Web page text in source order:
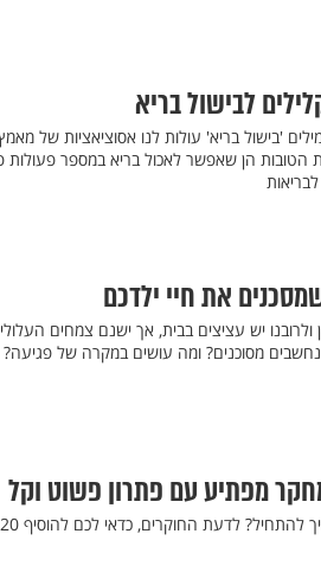
'בישול בריא' עולות לנו אסוציאציות של
הטובות הן שאפשר לאכול בריא במספר
את חיי ילדכם
ולרובנו יש עציצים בבית, אך ישנם צמחים
מסוכנים? ומה עושים במקרה של
מפתיע עם פתרון פשוט וקל